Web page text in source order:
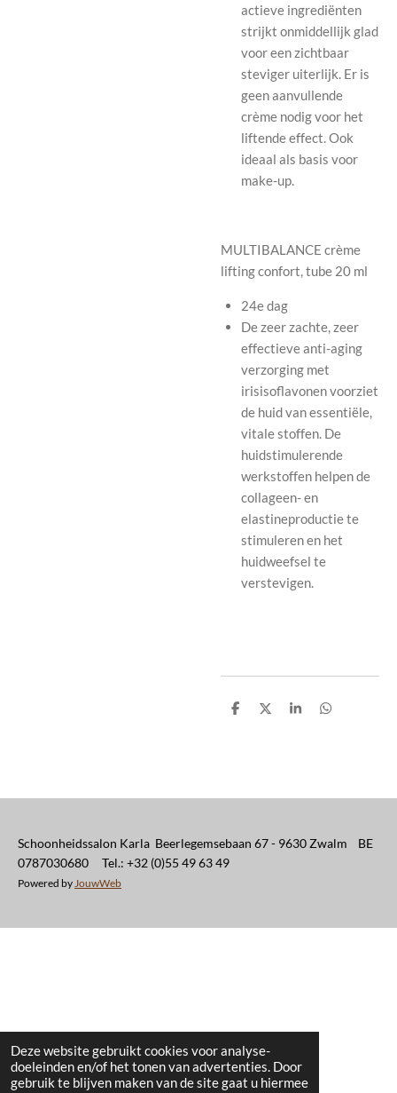
Deze website gebruikt cookies voor analyse-
doeleinden en/of het tonen van advertenties. Door
gebruik te blijven maken van de site gaat u hiermee
actieve ingrediënten
strijkt onmiddellijk glad
voor een zichtbaar
steviger uiterlijk. Er is
geen aanvullende
crème nodig voor het
liftende effect. Ook
ideaal als basis voor
make-up.
MULTIBALANCE crème
lifting confort, tube 20 ml
24e dag
De zeer zachte, zeer
effectieve anti-aging
verzorging met
irisisoflavonen voorziet
de huid van essentiële,
vitale stoffen. De
huidstimulerende
werkstoffen helpen de
collageen- en
elastineproductie te
stimuleren en het
huidweefsel te
verstevigen.
D
D
S
D
Schoonheidssalon Karla Beerlegemsebaan 67 - 9630 Zwalm BE
0787030680 Tel.: +32 (0)55 49 63 49
Powered by JouwWeb